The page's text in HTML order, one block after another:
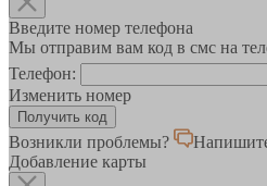
Введите номер телефона
Мы отправим вам код в смс на
Телефон:
Изменить номер
Возникли проблемы?
Добавление карты